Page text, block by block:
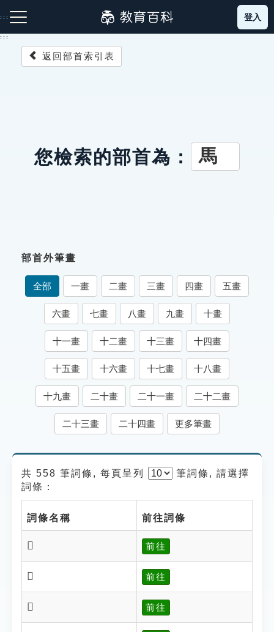
到
主
:::
成語故事
索引選單
知識索引
單字索引
生命大百科索引
遊戲專區
貓頭鷹博士
登入
:::
返回部首索引表
您檢索的部首為： 馬
部首外筆畫
全部 一畫 二畫 三畫 四畫 五畫
六畫 七畫 八畫 九畫 十畫
十一畫 十二畫 十三畫 十四畫
十五畫 十六畫 十七畫 十八畫
十九畫 二十畫 二十一畫 二十二畫
二十三畫 二十四畫 更多筆畫
共 558 筆詞條, 每頁呈列 筆詞條, 請選擇
詞條：
詞條名稱 前往詞條
𩤦 前往
𩤧 前往
𩤧 前往